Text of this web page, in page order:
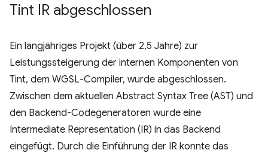
Tint IR abgeschlossen
Ein langjähriges Projekt (über 2,5 Jahre) zur
Leistungssteigerung der internen Komponenten von
Tint, dem WGSL-Compiler, wurde abgeschlossen.
Zwischen dem aktuellen Abstract Syntax Tree (AST) und
den Backend-Codegeneratoren wurde eine
Intermediate Representation (IR) in das Backend
eingefügt. Durch die Einführung der IR konnte das